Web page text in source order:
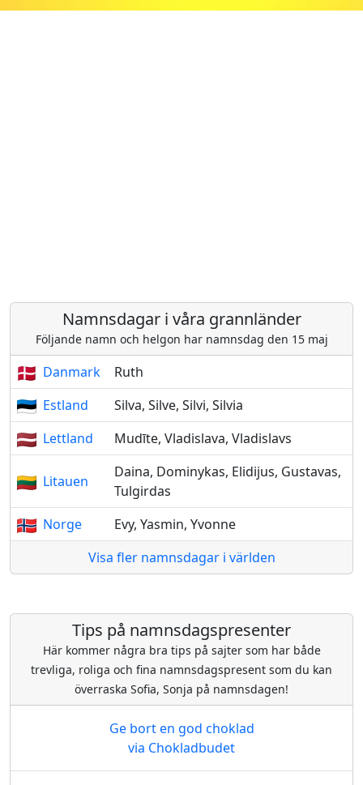
Namnsdagar i våra grannländer
Följande namn och helgon har namnsdag den 15 maj
Danmark
Ruth
Estland
Silva, Silve, Silvi, Silvia
Lettland
Mudīte, Vladislava, Vladislavs
Litauen
Daina, Dominykas, Elidijus, Gustavas,
Tulgirdas
Norge
Evy, Yasmin, Yvonne
Visa fler namnsdagar i världen
Tips på namnsdagspresenter
Här kommer några bra tips på sajter som har både
trevliga, roliga och fina namnsdagspresent som du kan
överraska Sofia, Sonja på namnsdagen!
Ge bort en god choklad
via Chokladbudet